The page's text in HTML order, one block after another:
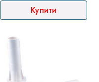
Купити